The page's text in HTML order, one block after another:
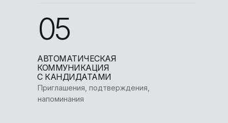
Приглашения, подтверждения,
напоминания
05
АВТОМАТИЧЕСКАЯ
КОММУНИКАЦИЯ
С КАНДИДАТАМИ